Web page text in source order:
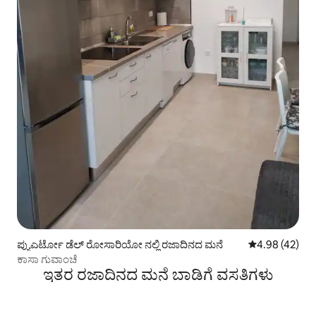
ಪ್ಯುಎರ್ಟೋ ಡೆಲ್ ರೋಸಾರಿಯೋ ನಲ್ಲಿ ರಜಾದಿನದ ಮನೆ 5 ರಲ್ಲಿ 4.98
4.98 (42)
ಕಾಸಾ ಗುವಾಂಚೆ
ಇತರ ರಜಾದಿನದ ಮನೆ ಬಾಡಿಗೆ ವಸತಿಗಳು